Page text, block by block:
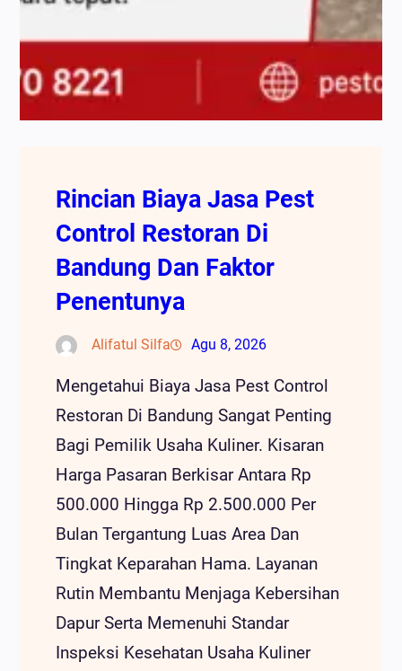
Rincian Biaya Jasa Pest
Control Restoran Di
Bandung Dan Faktor
Penentunya
Alifatul Silfa Agu 8, 2026
Mengetahui Biaya Jasa Pest Control
Restoran Di Bandung Sangat Penting
Bagi Pemilik Usaha Kuliner. Kisaran
Harga Pasaran Berkisar Antara Rp
500.000 Hingga Rp 2.500.000 Per
Bulan Tergantung Luas Area Dan
Tingkat Keparahan Hama. Layanan
Rutin Membantu Menjaga Kebersihan
Dapur Serta Memenuhi Standar
Inspeksi Kesehatan Usaha Kuliner